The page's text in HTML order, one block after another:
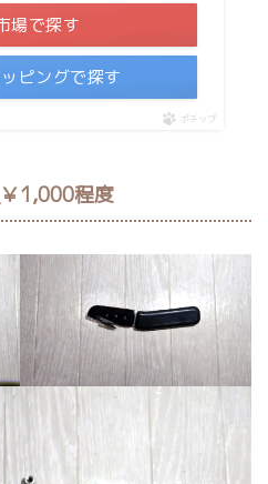
場で探す
ピングで探す
ポチップ
1,000程度